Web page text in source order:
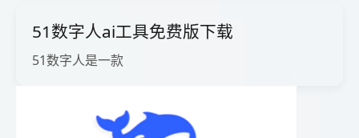
51数字人ai工具免费版下载
51数字人是一款